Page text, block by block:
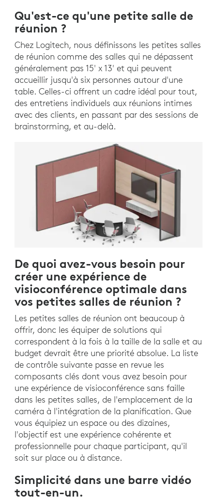
Qu'est-ce qu'une petite salle de
réunion ?
Chez Logitech, nous définissons les petites salles
de réunion comme des salles qui ne dépassent
généralement pas 15' x 13' et qui peuvent
accueillir jusqu'à six personnes autour d'une
table. Celles-ci offrent un cadre idéal pour tout,
des entretiens individuels aux réunions intimes
avec des clients, en passant par des sessions de
brainstorming, et au-delà.
De quoi avez-vous besoin pour
créer une expérience de
visioconférence optimale dans
vos petites salles de réunion ?
Les petites salles de réunion ont beaucoup à
offrir, donc les équiper de solutions qui
correspondent à la fois à la taille de la salle et au
budget devrait être une priorité absolue. La liste
de contrôle suivante passe en revue les
composants clés dont vous avez besoin pour
une expérience de visioconférence sans faille
dans les petites salles, de l'emplacement de la
caméra à l'intégration de la planification. Que
vous équipiez un espace ou des dizaines,
l'objectif est une expérience cohérente et
professionnelle pour chaque participant, qu'il
soit sur place ou à distance.
Simplicité dans une barre vidéo
tout-en-un.